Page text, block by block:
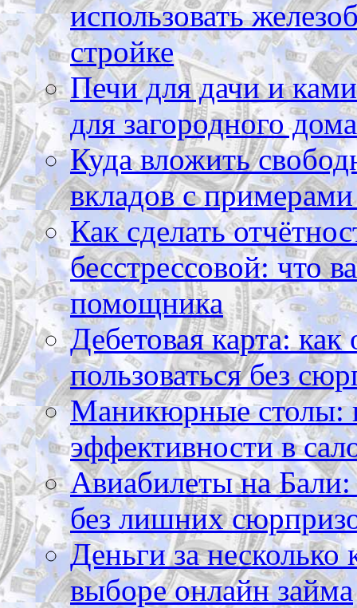
использовать
стройке
Печи для дачи и
для загородного дома
Куда вложить
вкладов с
Как сделать
бесстрессовой: что
помощника
Дебетовая карта:
пользоваться без
Маникюрные столы:
эффективности в
Авиабилеты на Бали:
без лишних
Деньги за
выборе онлайн займа